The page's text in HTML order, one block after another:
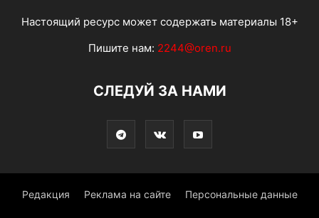
Настоящий ресурс может содержать материалы 18+
Пишите нам: 2244@oren.ru
СЛЕДУЙ ЗА НАМИ
Редакция Реклама на сайте Персональные данные